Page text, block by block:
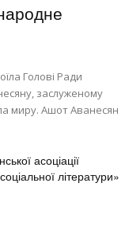
Голові Ради
заслуженому
миру. Ашот Аванесян
асоціації
літератури»